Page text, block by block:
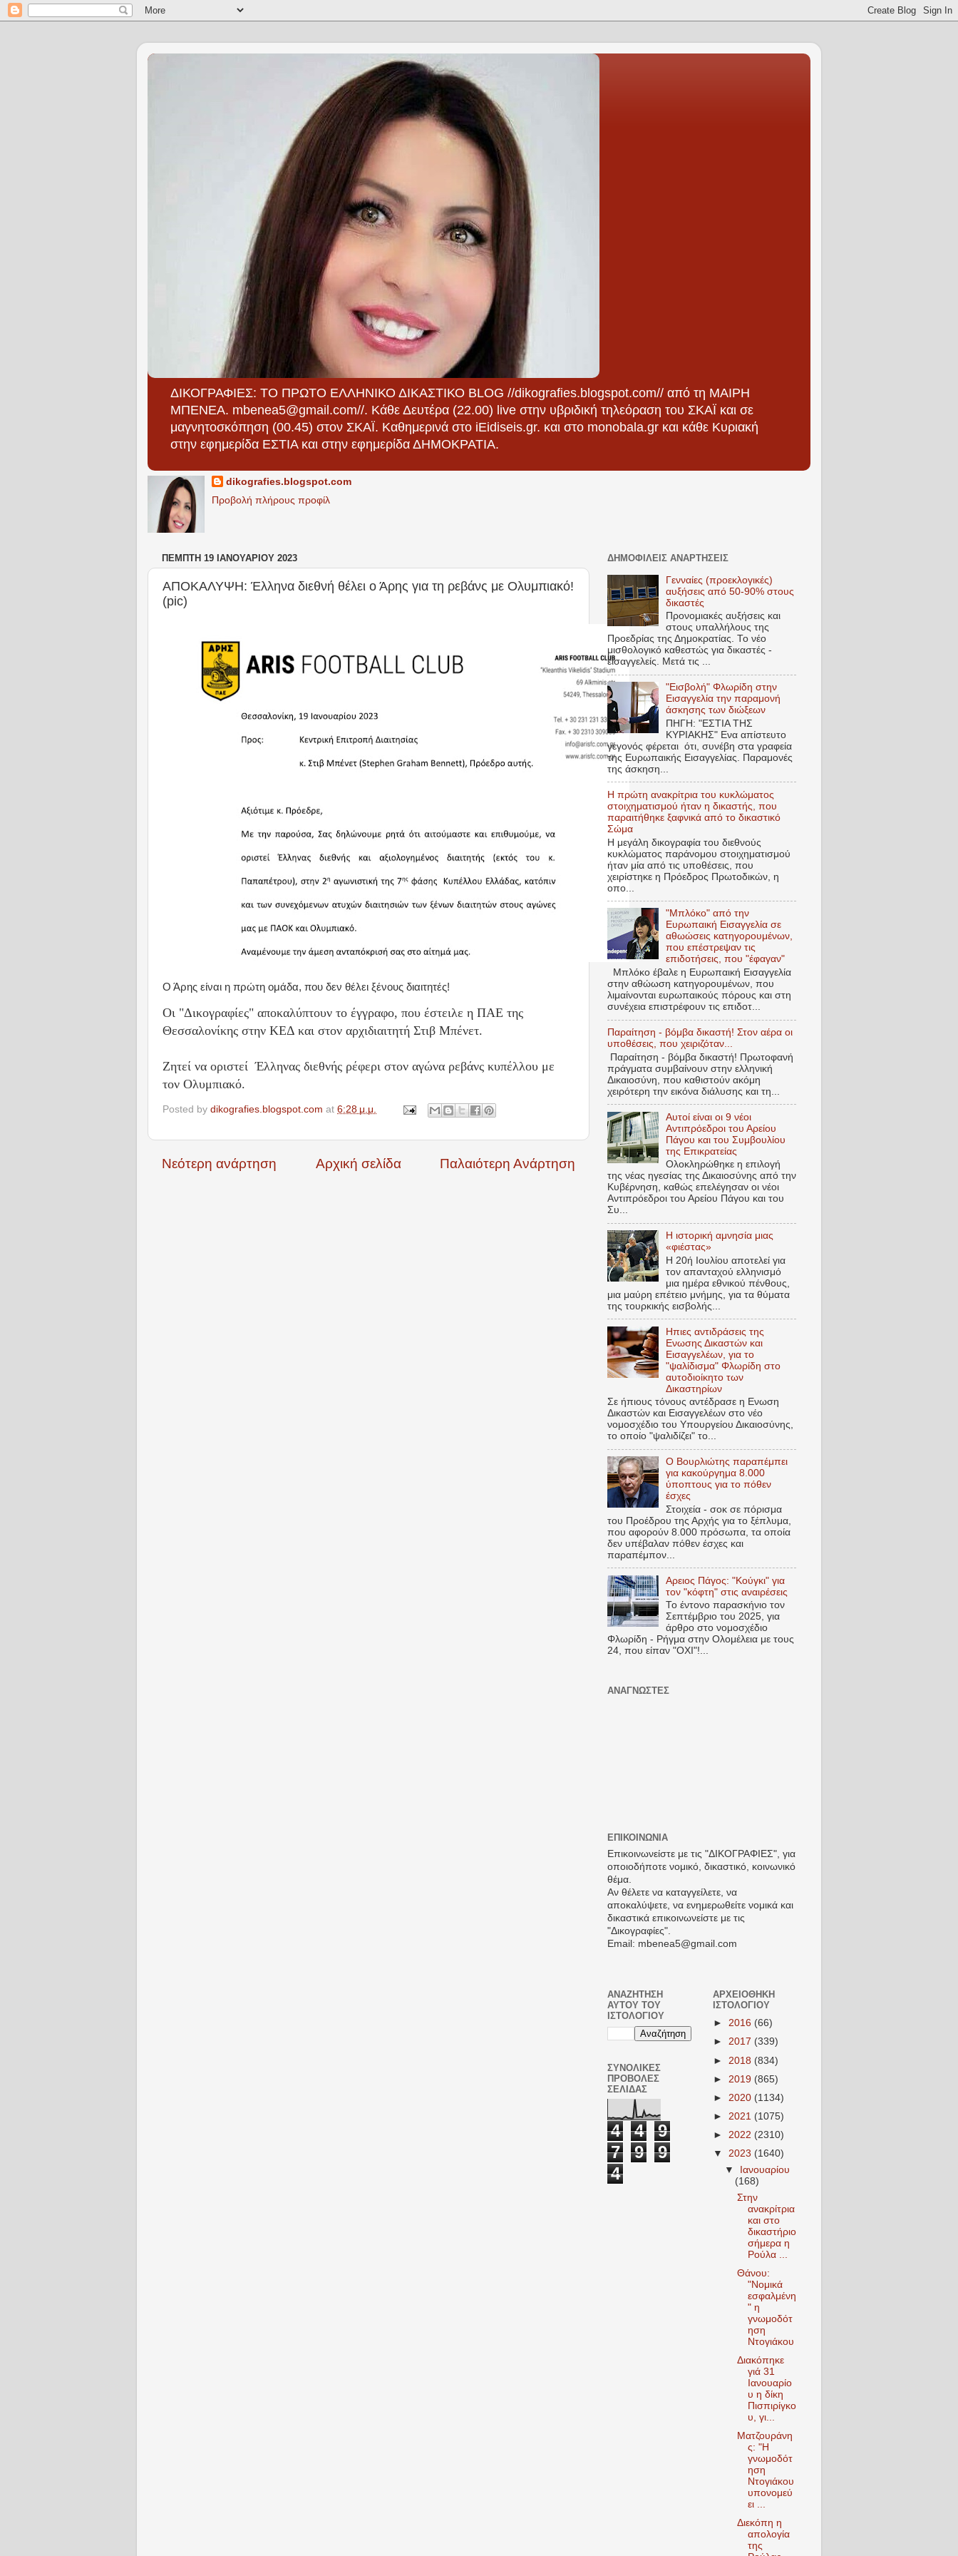
ΔΙΚΟΓΡΑΦΙΕΣ: ΤΟ ΠΡΩΤΟ ΕΛΛΗΝΙΚΟ ΔΙΚΑΣΤΙΚΟ BLOG //dikografies.blogspot.com// από τη ΜΑΙΡΗ
ΜΠΕΝΕΑ. mbenea5@gmail.com//. Κάθε Δευτέρα (22.00) live στην υβριδική τηλεόραση του ΣΚΑΪ και σε
μαγνητοσκόπηση (00.45) στον ΣΚΑΪ. Καθημερινά στο iEidiseis.gr. και στο monobala.gr και κάθε Κυριακή
στην εφημερίδα ΕΣΤΙΑ και στην εφημερίδα ΔΗΜΟΚΡΑΤΙΑ.
dikografies.blogspot.com
Προβολή πλήρους προφίλ
ΠΈΜΠΤΗ 19 ΙΑΝΟΥΑΡΊΟΥ 2023
ΑΠΟΚΑΛΥΨΗ: Έλληνα διεθνή θέλει ο Άρης για τη ρεβάνς με Ολυμπιακό!
(pic)
Ο Άρης είναι η πρώτη ομάδα, που δεν θέλει ξένους διαιτητές!
Οι "Δικογραφίες" αποκαλύπτουν το έγγραφο, που έστειλε η ΠΑΕ της
Θεσσαλονίκης στην ΚΕΔ και στον αρχιδιαιτητή Στιβ Μπένετ.
Ζητεί να οριστεί Έλληνας διεθνής ρέφερι στον αγώνα ρεβάνς κυπέλλου με
τον Ολυμπιακό.
Posted by dikografies.blogspot.com at 6:28 μ.μ.
Νεότερη ανάρτηση Παλαιότερη Ανάρτηση
Αρχική σελίδα
ΔΗΜΟΦΙΛΕΊΣ ΑΝΑΡΤΉΣΕΙΣ
Γενναίες (προεκλογικές)
αυξήσεις από 50-90% στους
δικαστές
Προνομιακές αυξήσεις και
στους υπαλλήλους της
Προεδρίας της Δημοκρατίας. Το νέο
μισθολογικό καθεστώς για δικαστές -
εισαγγελείς. Mετά τις ...
"Εισβολή" Φλωρίδη στην
Εισαγγελία την παραμονή
άσκησης των διώξεων
ΠΗΓΗ: "ΕΣΤΙΑ ΤΗΣ
ΚΥΡΙΑΚΗΣ" Ενα απίστευτο
γεγονός φέρεται ότι, συνέβη στα γραφεία
της Ευρωπαικής Εισαγγελίας. Παραμονές
της άσκηση...
H πρώτη ανακρίτρια του κυκλώματος
στοιχηματισμού ήταν η δικαστής, που
παραιτήθηκε ξαφνικά από το δικαστικό
Σώμα
Η μεγάλη δικογραφία του διεθνούς
κυκλώματος παράνομου στοιχηματισμού
ήταν μία από τις υποθέσεις, που
χειρίστηκε η Πρόεδρος Πρωτοδικών, η
οπο...
"Μπλόκο" από την
Ευρωπαική Εισαγγελία σε
αθωώσεις κατηγορουμένων,
που επέστρεψαν τις
επιδοτήσεις, που "έφαγαν"
Μπλόκο έβαλε η Ευρωπαική Εισαγγελία
στην αθώωση κατηγορουμένων, που
λιμαίνονται ευρωπαικούς πόρους και στη
συνέχεια επιστρέφουν τις επιδοτ...
Παραίτηση - βόμβα δικαστή! Στον αέρα οι
υποθέσεις, που χειριζόταν...
Παραίτηση - βόμβα δικαστή! Πρωτοφανή
πράγματα συμβαίνουν στην ελληνική
Δικαιοσύνη, που καθιστούν ακόμη
χειρότερη την εικόνα διάλυσης και τη...
Αυτοί είναι οι 9 νέοι
Αντιπρόεδροι του Αρείου
Πάγου και του Συμβουλίου
της Επικρατείας
Ολοκληρώθηκε η επιλογή
της νέας ηγεσίας της Δικαιοσύνης από την
Κυβέρνηση, καθώς επελέγησαν οι νέοι
Αντιπρόεδροι του Αρείου Πάγου και του
Συ...
Η ιστορική αμνησία μιας
«φιέστας»
Η 20ή Ιουλίου αποτελεί για
τον απανταχού ελληνισμό
μια ημέρα εθνικού πένθους,
μια μαύρη επέτειο μνήμης, για τα θύματα
της τουρκικής εισβολής...
Ηπιες αντιδράσεις της
Ενωσης Δικαστών και
Εισαγγελέων, για το
"ψαλίδισμα" Φλωρίδη στο
αυτοδιοίκητο των
Δικαστηρίων
Σε ήπιους τόνους αντέδρασε η Ενωση
Δικαστών και Εισαγγελέων στο νέο
νομοσχέδιο του Υπουργείου Δικαιοσύνης,
το οποίο "ψαλιδίζει" το...
Ο Βουρλιώτης παραπέμπει
για κακούργημα 8.000
ύποπτους για το πόθεν
έσχες
Στοιχεία - σοκ σε πόρισμα
του Προέδρου της Αρχής για το ξέπλυμα,
που αφορούν 8.000 πρόσωπα, τα οποία
δεν υπέβαλαν πόθεν έσχες και
παραπέμπον...
Αρειος Πάγος: "Κούγκι" για
τον "κόφτη" στις αναιρέσεις
Το έντονο παρασκήνιο τον
Σεπτέμβριο του 2025, για
άρθρο στο νομοσχέδιο
Φλωρίδη - Ρήγμα στην Ολομέλεια με τους
24, που είπαν "ΟΧΙ"!...
ΑΝΑΓΝΏΣΤΕΣ
ΕΠΙΚΟΙΝΩΝΙΑ
Επικοινωνείστε με τις "ΔΙΚΟΓΡΑΦΙΕΣ", για
οποιοδήποτε νομικό, δικαστικό, κοινωνικό
θέμα.
Αν θέλετε να καταγγείλετε, να
αποκαλύψετε, να ενημερωθείτε νομικά και
δικαστικά επικοινωνείστε με τις
"Δικογραφίες".
Email: mbenea5@gmail.com
ΑΝΑΖΉΤΗΣΗ
ΑΥΤΟΎ ΤΟΥ
ΙΣΤΟΛΟΓΊΟΥ
ΣΥΝΟΛΙΚΈΣ
ΠΡΟΒΟΛΈΣ
ΣΕΛΊΔΑΣ
4 4
9
7
9
9
4
ΑΡΧΕΙΟΘΉΚΗ
ΙΣΤΟΛΟΓΊΟΥ
► 2016 (66)
► 2017 (339)
► 2018 (834)
► 2019 (865)
► 2020 (1134)
► 2021 (1075)
► 2022 (2310)
▼ 2023 (1640)
▼
Ιανουαρίου
(168)
Στην
ανακρίτρια
και στο
δικαστήριο
σήμερα η
Ρούλα ...
Θάνου:
"Νομικά
εσφαλμένη
" η
γνωμοδότ
ηση
Ντογιάκου
Διακόπηκε
γιά 31
Ιανουαρίο
υ η δίκη
Πισπιρίγκο
υ, γι...
Ματζουράνη
ς: "Η
γνωμοδότ
ηση
Ντογιάκου
υπονομεύ
ει ...
Διεκόπη η
απολογία
της